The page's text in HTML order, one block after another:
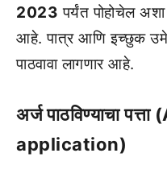
2023 पर्यंत पोहोचेल
आहे. पात्र आणि इच्छुक
पाठवावा लागणार आहे.
अर्ज पाठविण्याचा
application)